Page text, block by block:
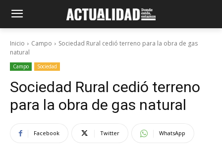
Inicio Campo
Sociedad Rural cedió terreno para la obra de gas
natural
Campo Sociedad
Sociedad Rural cedió terreno
para la obra de gas natural
Facebook Twitter WhatsApp